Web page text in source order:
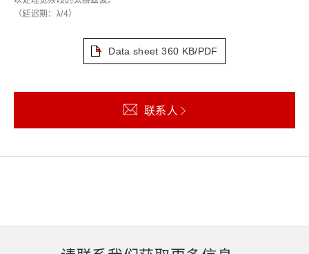
（延迟期：λ/4）
Data sheet 360 KB/PDF
联系人